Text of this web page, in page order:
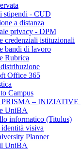
stipendi - CUD
a distanza
privacy - DPM
credenziali istituzionali
bandi di lavoro
Rubrica
Office 365
Campus
PRISMA – INIZIATIVE
UniBA
informatico (Titulus)
identità visiva
Planner
UniBA